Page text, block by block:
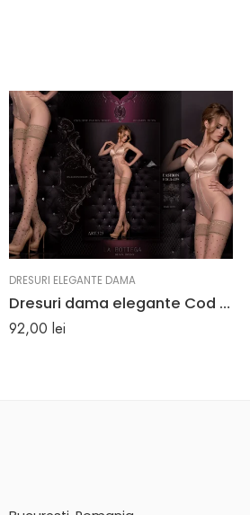
DRESURI ELEGANTE DAMA
Dresuri dama elegante Cod EM325
92,00 lei